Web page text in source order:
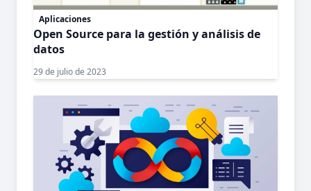
Aplicaciones
Open Source para la gestión y análisis de
datos
29 de julio de 2023